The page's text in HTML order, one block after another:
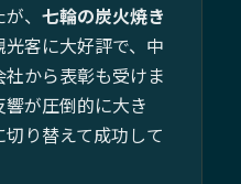
、 七輪の炭火焼き
客に大好評で、中
から表彰も受けま
が圧倒的に大き
り替えて成功して